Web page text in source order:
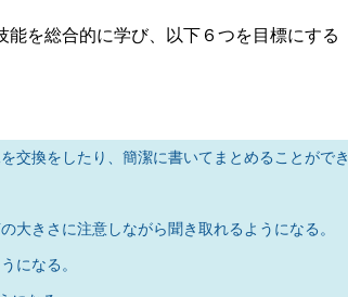
能を総合的に学び、以下６つを目標にする
交換をしたり、簡潔に書いてまとめることができ
きさに注意しながら聞き取れるようになる。
になる。